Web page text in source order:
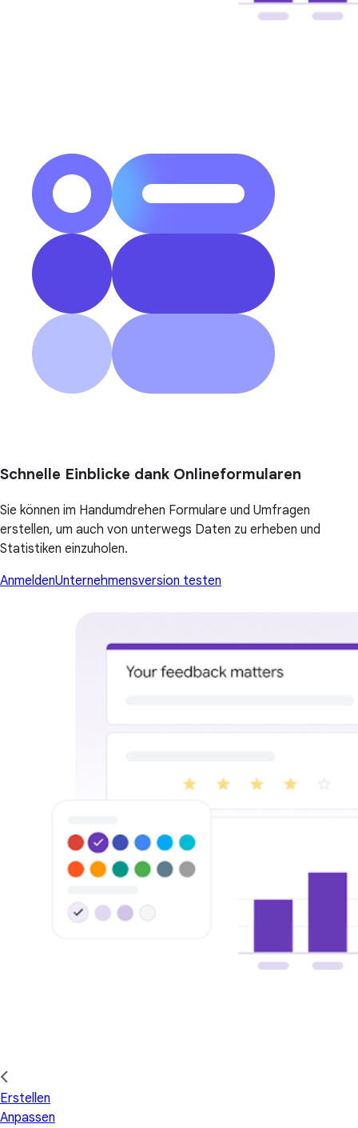
Schnelle Einblicke dank Onlineformularen
Sie können im Handumdrehen Formulare und Umfragen
erstellen, um auch von unterwegs Daten zu erheben und
Statistiken einzuholen.
AnmeldenUnternehmensversion testen
Erstellen
Anpassen